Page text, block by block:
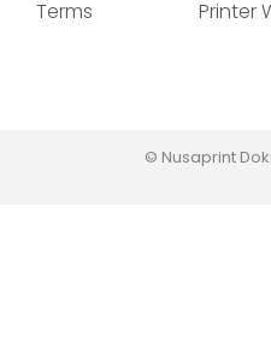
Terms
Printer
© Nusaprint